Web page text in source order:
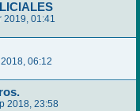
2019, 01:41
06:12
2018, 23:58